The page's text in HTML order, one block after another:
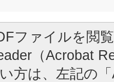
ファイルを閲
（Acrobat
方は、左記の